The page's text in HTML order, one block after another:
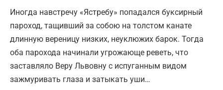
Иногда навстречу «Ястребу» попадался буксирный
пароход, тащивший за собою на толстом канате
длинную вереницу низких, неуклюжих барок. Тогда
оба парохода начинали угрожающе реветь, что
заставляло Веру Львовну с испуганным видом
зажмуривать глаза и затыкать уши…